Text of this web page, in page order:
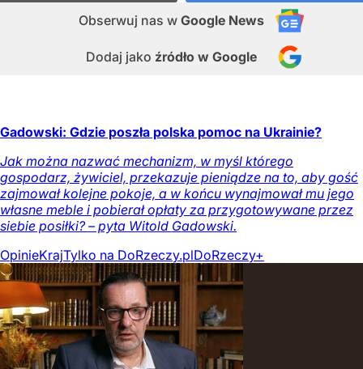
Obserwuj nas w Google News
Dodaj jako źródło w Google
Gadowski: Gdzie poszła polska pomoc na Ukrainie?
Jak można nazwać mechanizm, w myśl którego
gospodarz, żywiciel, przekazuje pieniądze na to, aby gość
zajmował kolejne pokoje, a w końcu wynajmował mu jego
własne meble i pobierał opłaty za przygotowywane przez
siebie posiłki? – pyta Witold Gadowski.
OpinieKrajTylko na DoRzeczy.plDoRzeczy+